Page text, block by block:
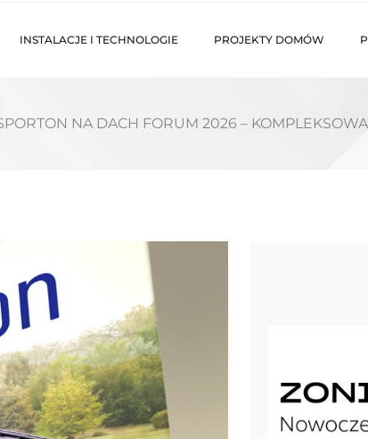
INSTALACJE I TECHNOLOGIE PROJEKTY DOMÓW
NA DACH FORUM 2026 –